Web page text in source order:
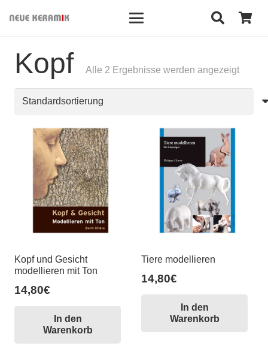
Kopf Alle 2 Ergebnisse werden angezeigt
Kopf und Gesicht
modellieren mit Ton
14,80€
In den
Warenkorb
Tiere modellieren
14,80€
In den
Warenkorb